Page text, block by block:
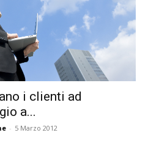
i clienti ad
a...
- 5 Marzo 2012